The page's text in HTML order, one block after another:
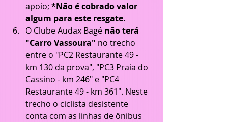
apoio; *Não é cobrado valor
algum para este resgate.
O Clube Audax Bagé não terá
"Carro Vassoura" no trecho
entre o "PC2 Restaurante 49 -
km 130 da prova", "PC3 Praia do
Cassino - km 246" e "PC4
Restaurante 49 - km 361". Neste
trecho o ciclista desistente
conta com as linhas de ônibus